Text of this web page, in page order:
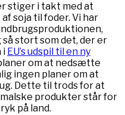
stiger i takt med at
soja til foder. Vi har
stort som det, der er
i EU’s udspil til en ny
om at nedsætte
ingen planer om at
Dette til trods for at
produkter står for
på land.